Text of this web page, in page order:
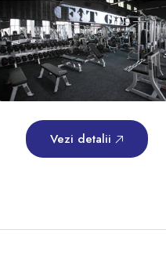
Vezi detalii